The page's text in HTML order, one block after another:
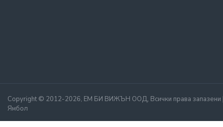
Copyright © 2012-2026, ЕМ БИ ВИЖЪН ООД, Всички права запазени |
Ямбол